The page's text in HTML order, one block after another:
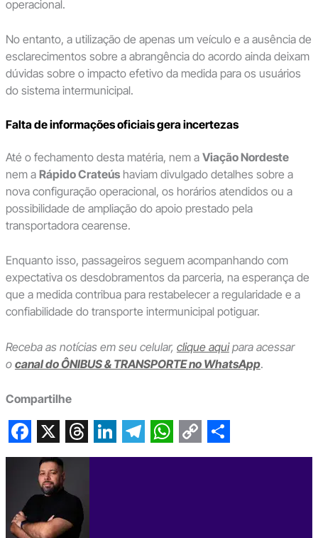
operacional.
No entanto, a utilização de apenas um veículo e a ausência de
esclarecimentos sobre a abrangência do acordo ainda deixam
dúvidas sobre o impacto efetivo da medida para os usuários
do sistema intermunicipal.
Falta de informações oficiais gera incertezas
Até o fechamento desta matéria, nem a Viação Nordeste
nem a Rápido Crateúshaviam divulgado detalhes sobre a
nova configuração operacional, os horários atendidos ou a
possibilidade de ampliação do apoio prestado pela
transportadora cearense.
Enquanto isso, passageiros seguem acompanhando com
expectativa os desdobramentos da parceria, na esperança de
que a medida contribua para restabelecer a regularidade e a
confiabilidade do transporte intermunicipal potiguar.
Receba as notícias em seu celular, clique aquipara acessar
o canal do ÔNIBUS & TRANSPORTE no WhatsApp.
Compartilhe
F
e
X T
h
r
e
L T W C S